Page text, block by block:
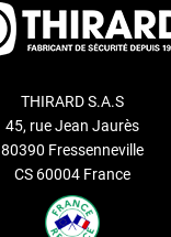
THIRARD S.A.S
45, rue Jean Jaurès
80390 Fressenneville
CS 60004 France